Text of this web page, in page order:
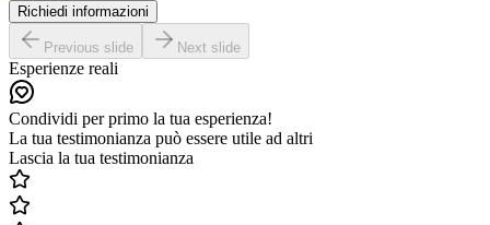
Richiedi informazioni
Previous slide Next slide
Esperienze reali
Condividi per primo la tua esperienza!
La tua testimonianza può essere utile ad altri
Lascia la tua testimonianza